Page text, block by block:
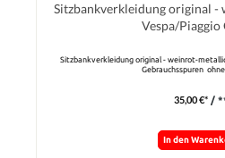
Sitzbankverkleidung original -
Vespa/Piaggio
Sitzbankverkleidung original - weinrot-
Gebrauchsspuren
35,00 €* /
In den